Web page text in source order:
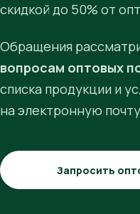
скидкой до 50% от
Обращения
вопросам оптовых
списка продукции и
на электронную
Запросить